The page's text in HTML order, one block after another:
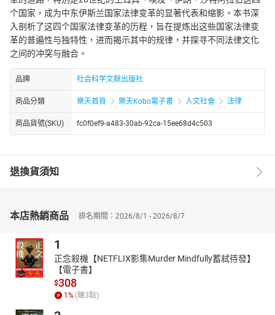
个国家，成为中东伊斯兰国家法律变革的显著代表和缩影。本书深
入剖析了这四个国家法律变革的历程，旨在提炼出这些国家法律变
革的普遍性与独特性，进而揭示其中的规律，并探寻不同法律文化
之间的冲突与融合。
品牌 社会科学文献出版社
商品分類 樂天首頁 樂天Kobo電子書 人文社會 法律
商品貨號(SKU) fc0f0ef9-a483-30ab-92ca-15ee68d4c503
退換貨須知
本店熱銷商品 排名期間：2026/8/1 - 2026/8/7
1
正念殺機【NETFLIX影集Murder Mindfully蓄弒待發】
【電子書】
$308
1% (賺3點)